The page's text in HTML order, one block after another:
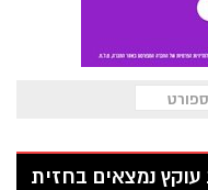
ספורט
עוקץ נמצאים בחזית